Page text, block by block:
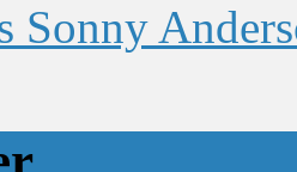
Sonny